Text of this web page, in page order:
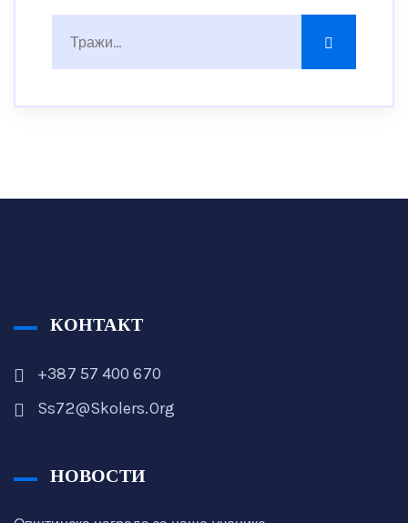
КОНТАКТ
+387 57 400 670
Ss72@skolers.org
НОВОСТИ